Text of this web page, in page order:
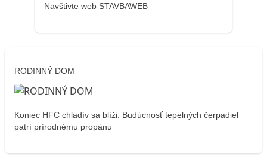
Navštivte web STAVBAWEB
RODINNÝ DOM
Koniec HFC chladív sa blíži. Budúcnosť tepelných čerpadiel
patrí prírodnému propánu